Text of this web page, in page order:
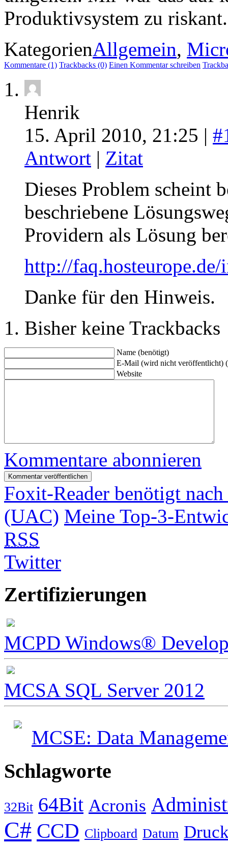
Produktivsystem zu riskant.
KategorienAllgemein,
Kommentare (1) Trackbacks (0) Einen Kommentar schreiben
Henrik
15. April 2010, 21:25 |
Antwort | Zitat
Dieses Problem scheint
beschriebene
Providern als Lösung
http://
Danke für den Hinweis.
Bisher keine Trackbacks
Name (benötigt)
E-Mail (wird nicht veröffentlicht)
Website
Kommentare abonnieren
Foxit-Reader benötigt
(UAC) Meine Top-3-
RSS
Twitter
Zertifizierungen
MCPD Windows®
MCSA SQL Server 2012
MCSE: Data
Schlagworte
32Bit 64Bit Acronis
C# CCD Clipboard Datum